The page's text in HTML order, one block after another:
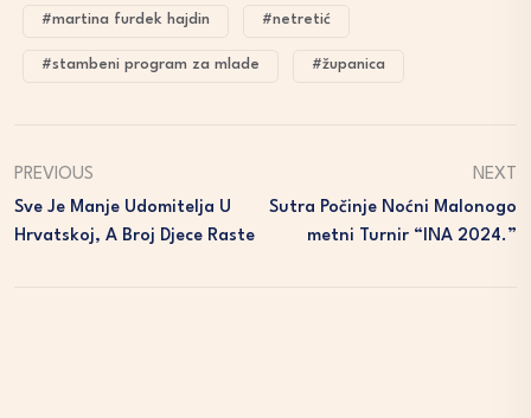
#martina furdek hajdin #netretić
#stambeni program za mlade #županica
PREVIOUS
Sve Je Manje Udomitelja U
Hrvatskoj, A Broj Djece Raste
NEXT
Sutra Počinje Noćni Malonogo
Metni Turnir “INA 2024.”